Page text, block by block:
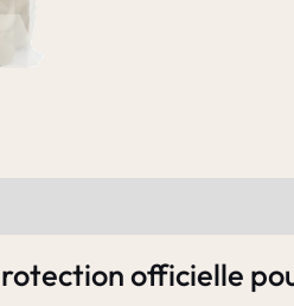
officielle